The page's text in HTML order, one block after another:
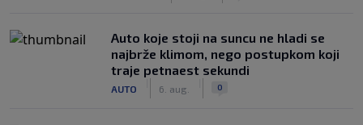
Auto koje stoji na suncu ne hladi se
najbrže klimom, nego postupkom koji
traje petnaest sekundi
AUTO 6. aug. 0